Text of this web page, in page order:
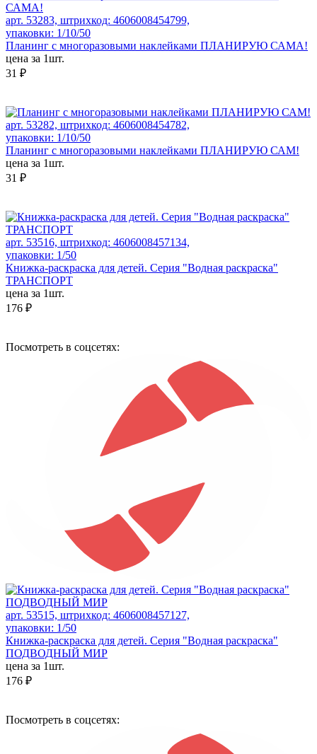
арт. 53283, штрихкод: 4606008454799,
упаковки: 1/10/50
Планинг с многоразовыми наклейками ПЛАНИРУЮ САМА!
цена за 1шт.
31 ₽
арт. 53282, штрихкод: 4606008454782,
упаковки: 1/10/50
Планинг с многоразовыми наклейками ПЛАНИРУЮ САМ!
цена за 1шт.
31 ₽
арт. 53516, штрихкод: 4606008457134,
упаковки: 1/50
Книжка-раскраска для детей. Серия "Водная раскраска"
ТРАНСПОРТ
цена за 1шт.
176 ₽
Посмотреть в соцсетях:
арт. 53515, штрихкод: 4606008457127,
упаковки: 1/50
Книжка-раскраска для детей. Серия "Водная раскраска"
ПОДВОДНЫЙ МИР
цена за 1шт.
176 ₽
Посмотреть в соцсетях: